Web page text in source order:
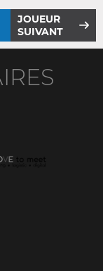
JOUEUR
SUIVANT